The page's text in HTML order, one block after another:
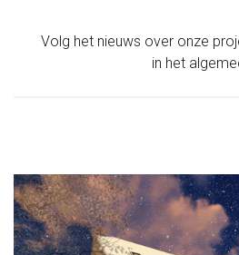
Volg het nieuws over onze
in het